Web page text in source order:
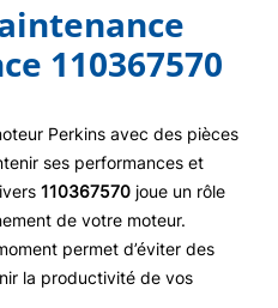
110367570
Perkins avec des pièces
ses performances et
110367570 joue un rôle
de votre moteur.
permet d’éviter des
la productivité de vos